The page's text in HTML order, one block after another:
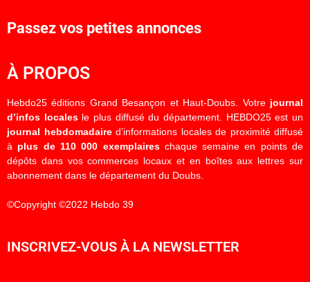
Passez vos petites annonces
À PROPOS
Hebdo25 éditions Grand Besançon et Haut-Doubs. Votre journal
d’infos localesle plus diffusé du département. HEBDO25 est un
journal hebdomadaired’informations locales de proximité diffusé
à plus de 110 000 exemplaireschaque semaine en points de
dépôts dans vos commerces locaux et en boîtes aux lettres sur
abonnement dans le département du Doubs.
©Copyright ©2022 Hebdo 39
INSCRIVEZ-VOUS À LA NEWSLETTER